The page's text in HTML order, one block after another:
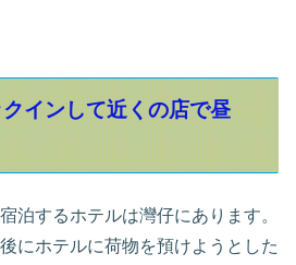
インして近くの店で昼
泊するホテルは灣仔にあります。
にホテルに荷物を預けようとした